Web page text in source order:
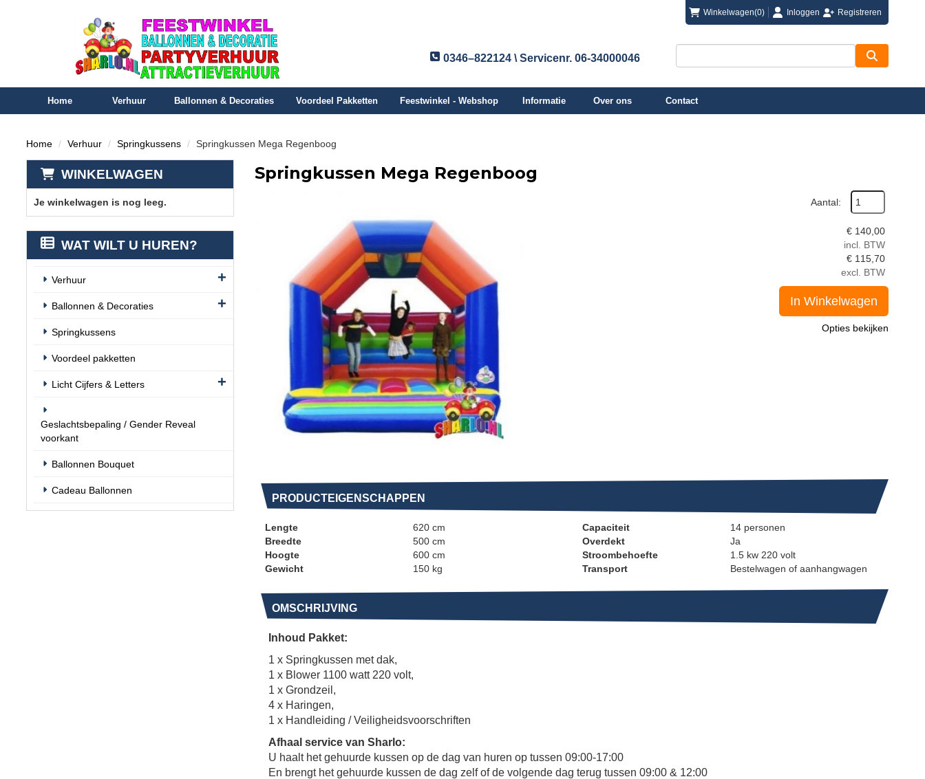
Winkelwagen(0) loginInloggen
registreren Registreren
0346–822124 \ Servicenr. 06-34000046
Home Verhuur Ballonnen & Decoraties Voordeel Pakketten Feestwinkel - Webshop Informatie Over ons Contact
Home Verhuur Springkussens Springkussen Mega Regenboog
WINKELWAGEN
Je winkelwagen is nog leeg.
WAT WILT U HUREN?
Verhuur
Ballonnen & Decoraties
Springkussens
Voordeel pakketten
Licht Cijfers & Letters
Geslachtsbepaling / Gender Reveal
voorkant
Ballonnen Bouquet
Cadeau Ballonnen
Springkussen Mega Regenboog
Aantal:
€ 140,00
incl. BTW
€ 115,70
excl. BTW
In Winkelwagen
Opties bekijken
PRODUCTEIGENSCHAPPEN
Lengte
620 cm
Breedte
500 cm
Hoogte
600 cm
Gewicht
150 kg
Capaciteit
14 personen
Overdekt
Ja
Stroombehoefte
1.5 kw 220 volt
Transport
Bestelwagen of aanhangwagen
OMSCHRIJVING
Inhoud Pakket:
1 x Springkussen met dak,
1 x Blower 1100 watt 220 volt,
1 x Grondzeil,
4 x Haringen,
1 x Handleiding / Veiligheidsvoorschriften
Afhaal service van Sharlo:
U haalt het gehuurde kussen op de dag van huren op tussen 09:00-17:00
En brengt het gehuurde kussen de dag zelf of de volgende dag terug tussen 09:00 & 12:00